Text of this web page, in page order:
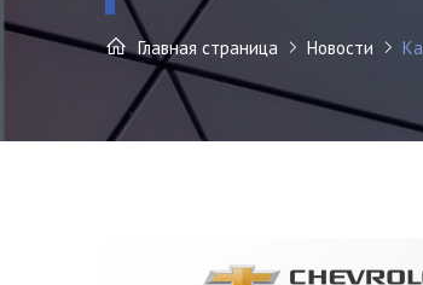
Главная страница Новости